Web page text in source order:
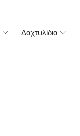
Δαχτυλίδια